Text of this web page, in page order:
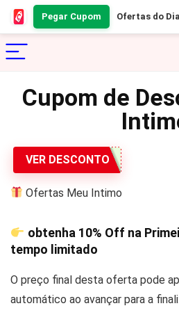
Pegar Cupom Ofertas do Dia
Cupom de
VER DESCONTO
Ofertas Meu Intimo
obtenha 10% Off na
tempo limitado
O preço final desta oferta pode
automático ao avançar para a